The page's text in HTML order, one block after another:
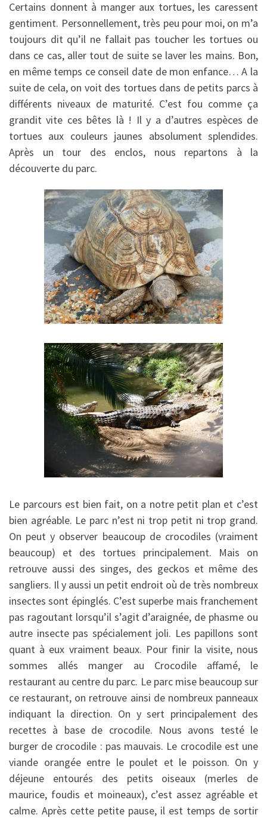
Certains donnent à manger aux tortues, les caressent
gentiment. Personnellement, très peu pour moi, on m’a
toujours dit qu’il ne fallait pas toucher les tortues ou
dans ce cas, aller tout de suite se laver les mains. Bon,
en même temps ce conseil date de mon enfance… A la
suite de cela, on voit des tortues dans de petits parcs à
différents niveaux de maturité. C’est fou comme ça
grandit vite ces bêtes là ! Il y a d’autres espèces de
tortues aux couleurs jaunes absolument splendides.
Après un tour des enclos, nous repartons à la
découverte du parc.
Le parcours est bien fait, on a notre petit plan et c’est
bien agréable. Le parc n’est ni trop petit ni trop grand.
On peut y observer beaucoup de crocodiles (vraiment
beaucoup) et des tortues principalement. Mais on
retrouve aussi des singes, des geckos et même des
sangliers. Il y aussi un petit endroit où de très nombreux
insectes sont épinglés. C’est superbe mais franchement
pas ragoutant lorsqu’il s’agit d’araignée, de phasme ou
autre insecte pas spécialement joli. Les papillons sont
quant à eux vraiment beaux. Pour finir la visite, nous
sommes allés manger au Crocodile affamé, le
restaurant au centre du parc. Le parc mise beaucoup sur
ce restaurant, on retrouve ainsi de nombreux panneaux
indiquant la direction. On y sert principalement des
recettes à base de crocodile. Nous avons testé le
burger de crocodile : pas mauvais. Le crocodile est une
viande orangée entre le poulet et le poisson. On y
déjeune entourés des petits oiseaux (merles de
maurice, foudis et moineaux), c’est assez agréable et
calme. Après cette petite pause, il est temps de sortir